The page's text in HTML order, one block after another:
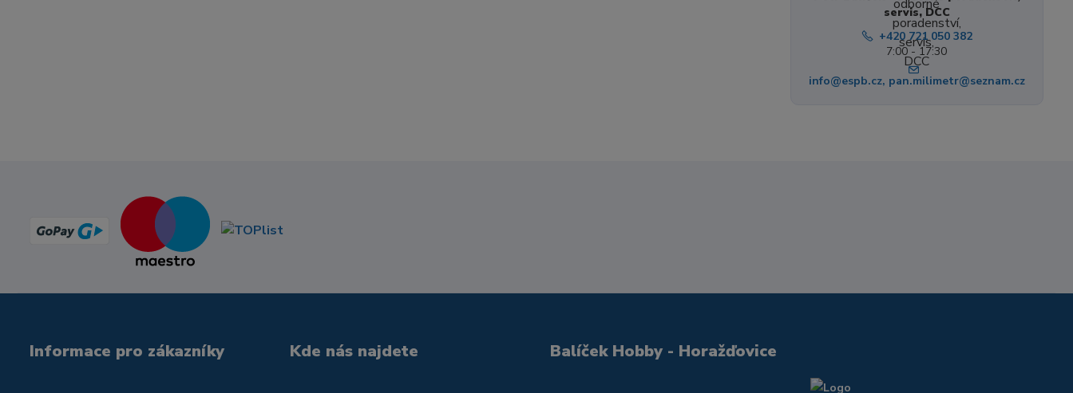
servis, DCC
+420 721 050 382
7:00 - 17:30
info@espb.cz, pan.milimetr@seznam.cz
Informace pro zákazníky Kde nás najdete Balíček Hobby - Horažďovice